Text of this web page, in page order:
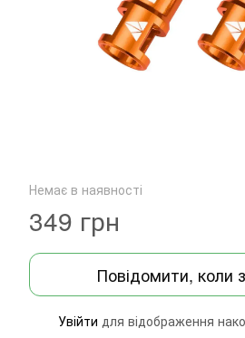
Немає в наявності
349 грн
Повідомити, коли
Увійти для відображення